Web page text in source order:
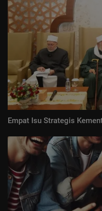
Empat Isu Strategis